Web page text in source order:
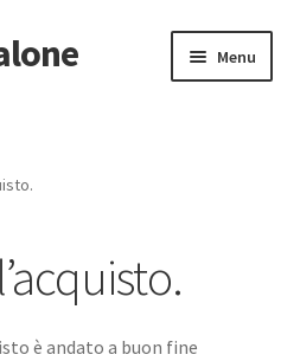
Menu
è andato a buon fine